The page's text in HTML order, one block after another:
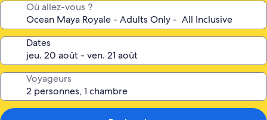
Où allez-vous ?
Dates
Voyageurs